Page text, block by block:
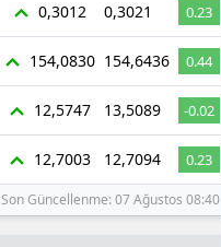
0,3012 0,3021 0.23
154,0830 154,6436 0.44
12,5747 13,5089 -0.02
12,7003 12,7094 0.23
Son Güncellenme: 07 Ağustos 08:40